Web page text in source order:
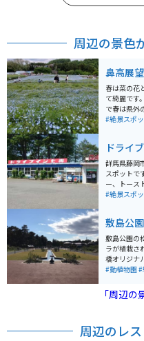
周辺の景色
鼻高展
春は菜の花
て綺麗です
で春は県外
あり、アイ
#絶景スポ
ドライ
群馬県藤岡
スポットで
ー、トース
トインスペ
輿の裏には
るスポット
#絶景スポ
敷島公
敷島公園の
ラが植栽さ
橋オリジナ
ローズ、オ
案内や夜間
#動植物園#
「周辺
周辺のレ